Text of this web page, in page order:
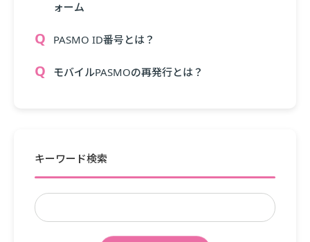
ォーム
PASMO ID番号とは？
モバイルPASMOの再発行とは？
キーワード検索